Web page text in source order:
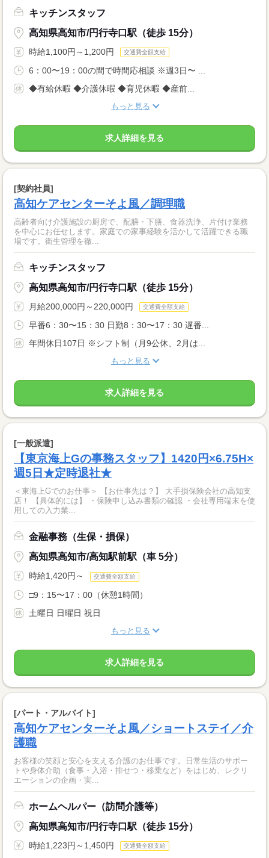
キッチンスタッフ
高知県高知市/円行寺口駅（徒歩 15分）
時給1,100円～1,200円 交通費全額支給
6：00〜19：00の間で時間応相談 ※週3日〜 ...
◆有給休暇 ◆介護休暇 ◆育児休暇 ◆産前...
もっと見る
求人詳細を見る
[契約社員]
高知ケアセンターそよ風／調理職
高齢者向け介護施設の厨房で、配膳・下膳、食器洗浄、片付け業務
を中心にお任せします。家庭での家事経験を活かして活躍できる職
場です。衛生管理を徹...
キッチンスタッフ
高知県高知市/円行寺口駅（徒歩 15分）
月給200,000円～220,000円 交通費全額支給
早番6：30〜15：30 日勤8：30〜17：30 遅番...
年間休日107日 ※シフト制（月9公休、2月は...
もっと見る
求人詳細を見る
[一般派遣]
【東京海上Gの事務スタッフ】1420円×6.75H×
週5日★定時退社★
＜東海上Gでのお仕事＞ 【お仕事先は？】 大手損保険会社の高知支
店！ 【具体的には】 ・保険申し込み書類の確認 ・会社専用端末を使
用しての入力業...
金融事務（生保・損保）
高知県高知市/高知駅前駅（車 5分）
時給1,420円～ 交通費全額支給
□9：15〜17：00（休憩1時間）
土曜日 日曜日 祝日
もっと見る
求人詳細を見る
[パート・アルバイト]
高知ケアセンターそよ風／ショートステイ／介
護職
お客様の笑顔と安心を支える介護のお仕事です。日常生活のサポー
トや身体介助（食事・入浴・排せつ・移乗など）をはじめ、レクリ
エーションの企画・実...
ホームヘルパー（訪問介護等）
高知県高知市/円行寺口駅（徒歩 15分）
時給1,223円～1,450円 交通費全額支給